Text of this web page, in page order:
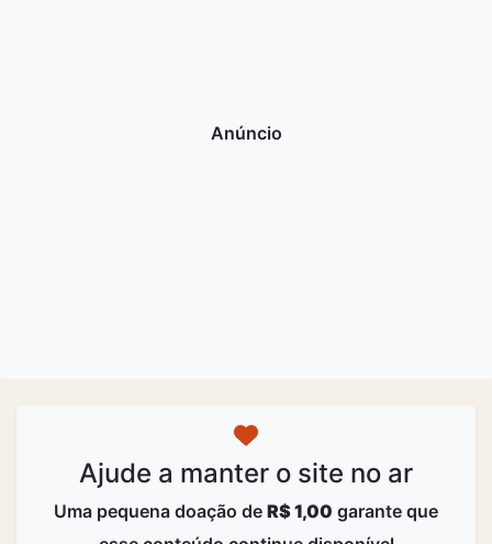
Ajude a manter o site no ar
Uma pequena doação de R$ 1,00 garante que